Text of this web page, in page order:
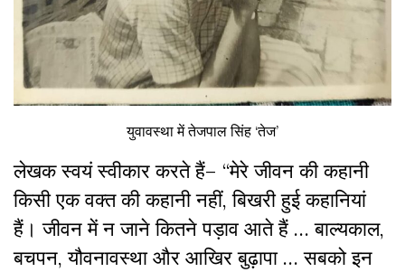
युवावस्था में तेजपाल सिंह ‘तेज’
लेखक स्‍वयं स्‍वीकार करते हैं– “मेरे जीवन की कहानी
किसी एक वक्त की कहानी नहीं, बिखरी हुई कहानियां
हैं। जीवन में न जाने कितने पड़ाव आते हैं … बाल्यकाल,
बचपन,यौवनावस्था और आखिर बुढ़ापा … सबको इन